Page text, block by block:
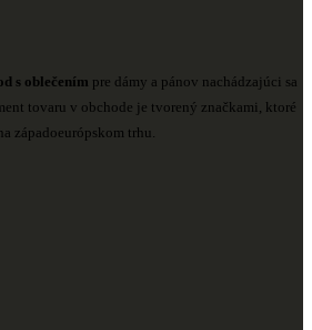
s oblečením pre dámy a pánov nachádzajúci sa
tovaru v obchode je tvorený značkami, ktoré
západoeurópskom trhu.